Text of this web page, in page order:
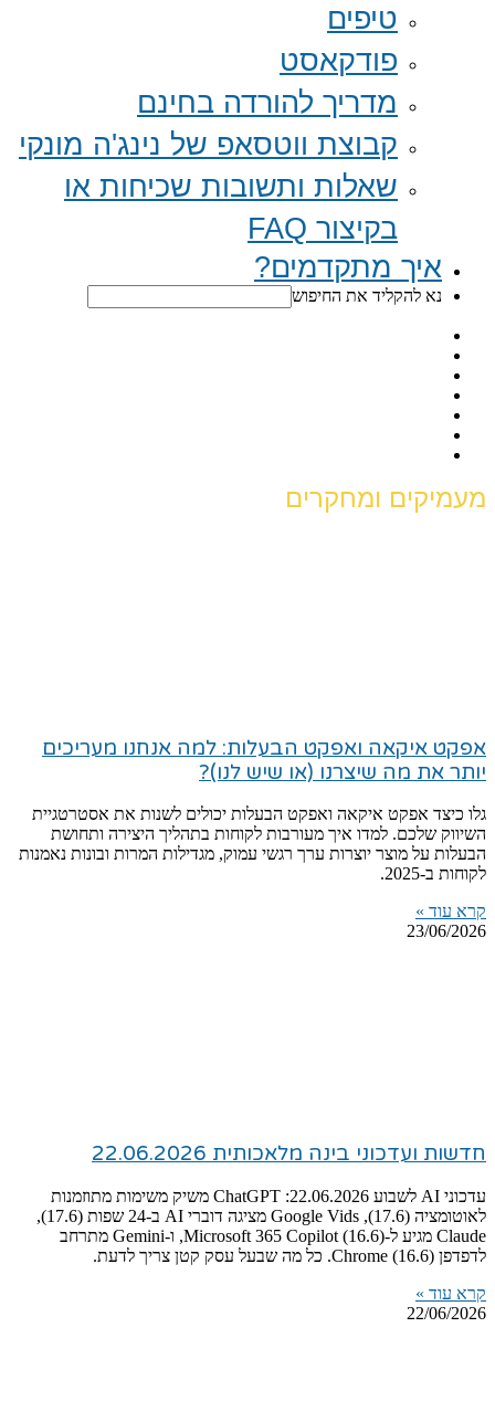
טיפים
פודקאסט
מדריך להורדה בחינם
קבוצת ווטסאפ של נינג'ה מונקי​
שאלות ותשובות שכיחות או
בקיצור FAQ
איך מתקדמים?
נא להקליד את החיפוש
מעמיקים ומחקרים
אפקט איקאה ואפקט הבעלות: למה אנחנו מעריכים
יותר את מה שיצרנו (או שיש לנו)?
גלו כיצד אפקט איקאה ואפקט הבעלות יכולים לשנות את אסטרטגיית
השיווק שלכם. למדו איך מעורבות לקוחות בתהליך היצירה ותחושת
הבעלות על מוצר יוצרות ערך רגשי עמוק, מגדילות המרות ובונות נאמנות
לקוחות ב-2025.
קרא עוד »
23/06/2026
חדשות ועדכוני בינה מלאכותית 22.06.2026
עדכוני AI לשבוע 22.06.2026: ChatGPT משיק משימות מתוזמנות
לאוטומציה (17.6), Google Vids מציגה דוברי AI ב-24 שפות (17.6),
Claude מגיע ל-Microsoft 365 Copilot (16.6), ו-Gemini מתרחב
לדפדפן Chrome (16.6). כל מה שבעל עסק קטן צריך לדעת.
קרא עוד »
22/06/2026